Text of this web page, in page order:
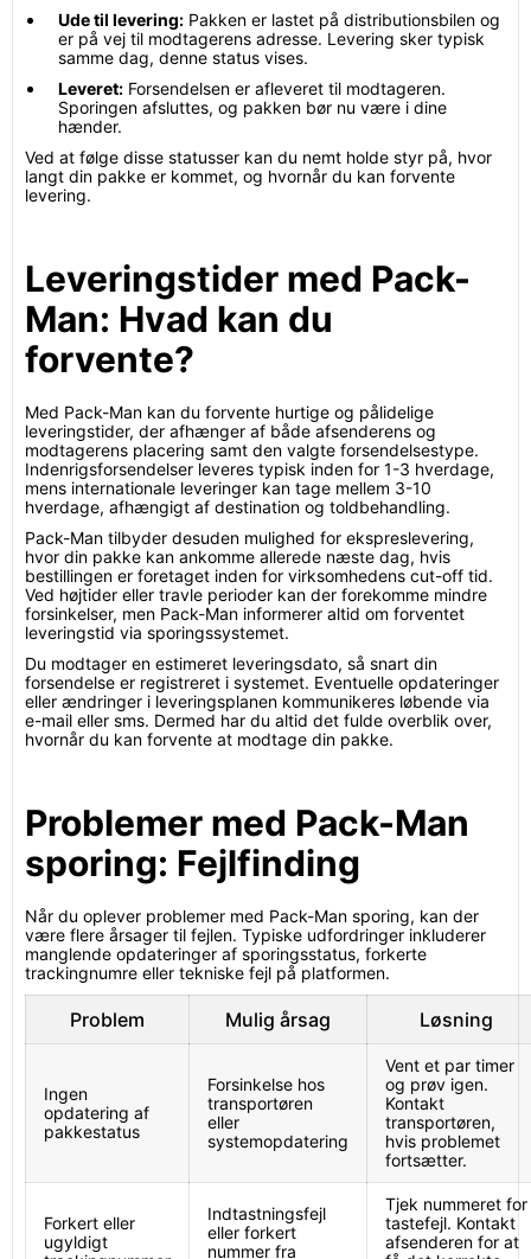
Ude til levering: Pakken er lastet på distributionsbilen og
er på vej til modtagerens adresse. Levering sker typisk
samme dag, denne status vises.
Leveret: Forsendelsen er afleveret til modtageren.
Sporingen afsluttes, og pakken bør nu være i dine
hænder.
Ved at følge disse statusser kan du nemt holde styr på, hvor
langt din pakke er kommet, og hvornår du kan forvente
levering.
Leveringstider med Pack-
Man: Hvad kan du
forvente?
Med Pack-Man kan du forvente hurtige og pålidelige
leveringstider, der afhænger af både afsenderens og
modtagerens placering samt den valgte forsendelsestype.
Indenrigsforsendelser leveres typisk inden for 1-3 hverdage,
mens internationale leveringer kan tage mellem 3-10
hverdage, afhængigt af destination og toldbehandling.
Pack-Man tilbyder desuden mulighed for ekspreslevering,
hvor din pakke kan ankomme allerede næste dag, hvis
bestillingen er foretaget inden for virksomhedens cut-off tid.
Ved højtider eller travle perioder kan der forekomme mindre
forsinkelser, men Pack-Man informerer altid om forventet
leveringstid via sporingssystemet.
Du modtager en estimeret leveringsdato, så snart din
forsendelse er registreret i systemet. Eventuelle opdateringer
eller ændringer i leveringsplanen kommunikeres løbende via
e-mail eller sms. Dermed har du altid det fulde overblik over,
hvornår du kan forvente at modtage din pakke.
Problemer med Pack-Man
sporing: Fejlfinding
Når du oplever problemer med Pack-Man sporing, kan der
være flere årsager til fejlen. Typiske udfordringer inkluderer
manglende opdateringer af sporingsstatus, forkerte
trackingnumre eller tekniske fejl på platformen.
Problem Mulig årsag Løsning
Ingen
opdatering af
pakkestatus
Forsinkelse hos
transportøren
eller
systemopdatering
Vent et par timer
og prøv igen.
Kontakt
transportøren,
hvis problemet
fortsætter.
Forkert eller
ugyldigt
Indtastningsfejl
eller forkert
nummer fra
Tjek nummeret for
tastefejl. Kontakt
afsenderen for at